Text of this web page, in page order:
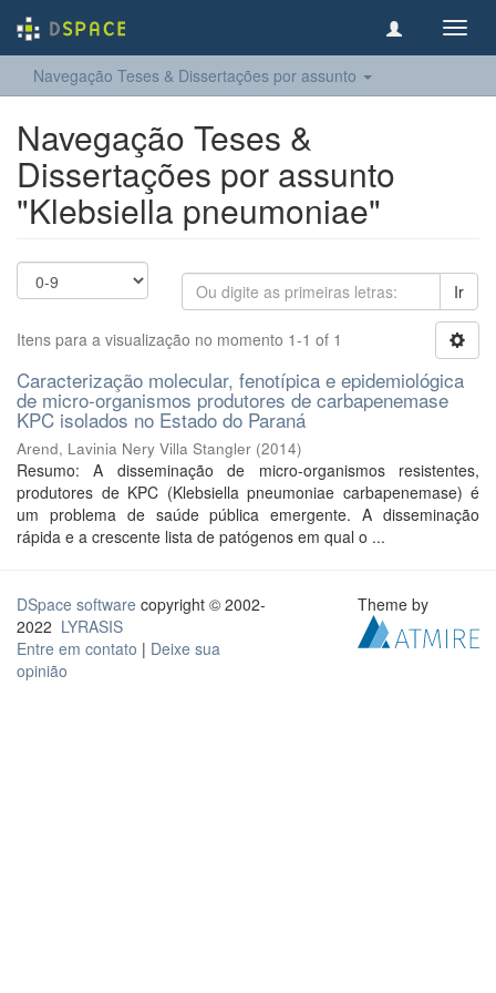
Navegação Teses & Dissertações por assunto
Navegação Teses &
Dissertações por assunto
"Klebsiella pneumoniae"
Ir
Itens para a visualização no momento 1-1 of 1
Caracterização molecular, fenotípica e epidemiológica
de micro-organismos produtores de carbapenemase
KPC isolados no Estado do Paraná
Arend, Lavinia Nery Villa Stangler (2014)
Resumo: A disseminação de micro-organismos resistentes,
produtores de KPC (Klebsiella pneumoniae carbapenemase) é
um problema de saúde pública emergente. A disseminação
rápida e a crescente lista de patógenos em qual o ...
DSpace software copyright © 2002-
2022 LYRASIS
Entre em contato | Deixe sua
opinião
Theme by